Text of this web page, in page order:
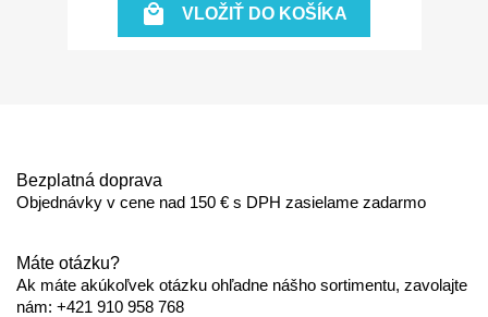
 VLOŽIŤ DO KOŠÍKA
Bezplatná doprava
Objednávky v cene nad 150 € s DPH zasielame zadarmo
Máte otázku?
Ak máte akúkoľvek otázku ohľadne nášho sortimentu, zavolajte
nám: +421 910 958 768